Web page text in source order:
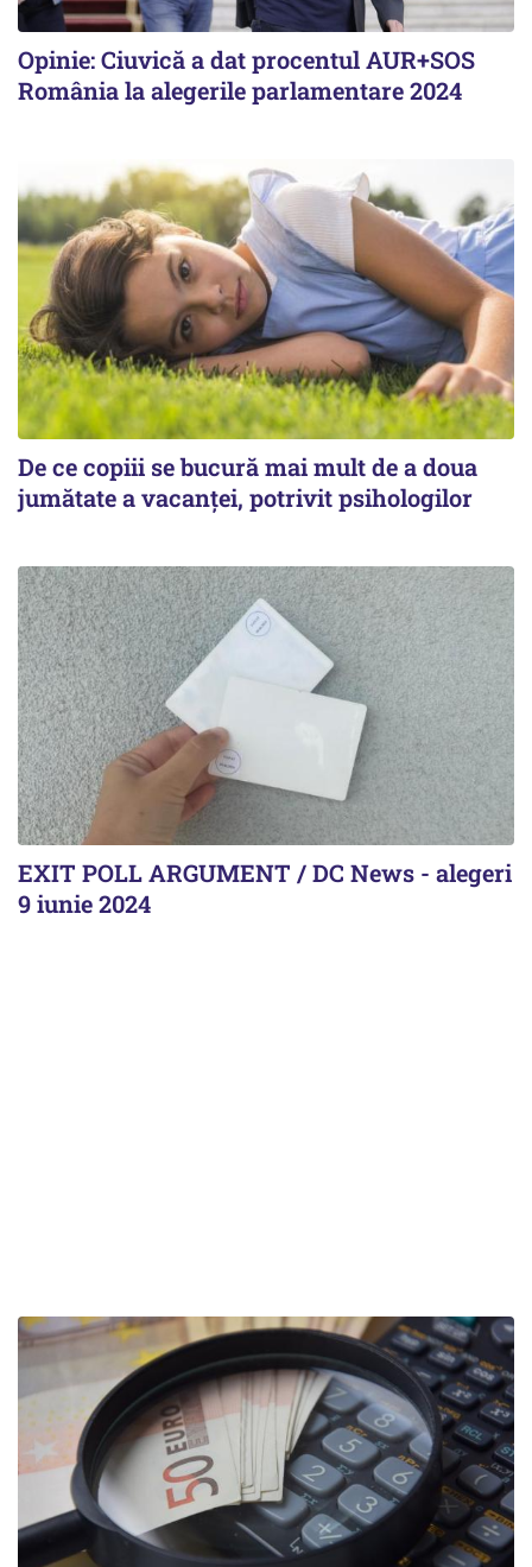
Opinie: Ciuvică a dat procentul AUR+SOS
România la alegerile parlamentare 2024
De ce copiii se bucură mai mult de a doua
jumătate a vacanței, potrivit psihologilor
EXIT POLL ARGUMENT / DC News - alegeri
9 iunie 2024